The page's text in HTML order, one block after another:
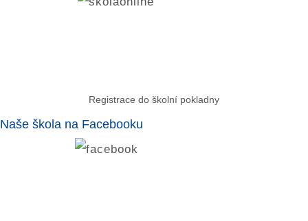
Registrace do školní pokladny
Naše škola na Facebooku